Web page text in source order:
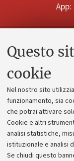
Questo
cookie
Nel nostro sito
funzionamento, sia
che potrai attivare
Cookie e altri
analisi statistiche,
istituzionale e analisi
Se chiudi questo
App: